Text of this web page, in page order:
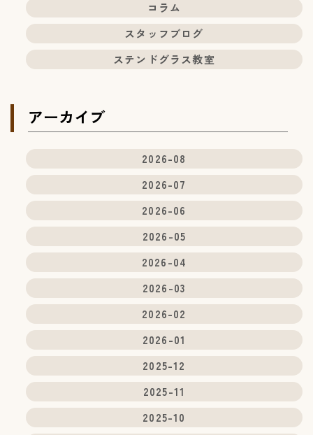
コラム
スタッフブログ
ステンドグラス教室
アーカイブ
2026-08
2026-07
2026-06
2026-05
2026-04
2026-03
2026-02
2026-01
2025-12
2025-11
2025-10